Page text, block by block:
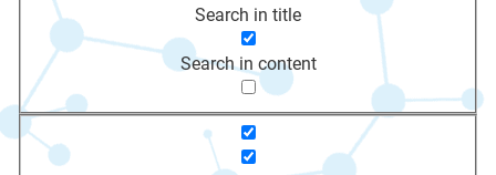
Search in title
Search in content